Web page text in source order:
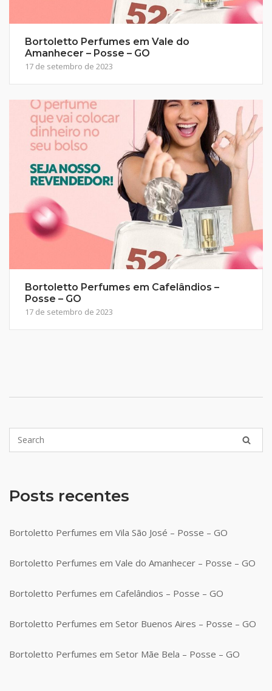
Bortoletto Perfumes em Vale do
Amanhecer – Posse – GO
17 de setembro de 2023
Bortoletto Perfumes em Cafelândios –
Posse – GO
17 de setembro de 2023
Posts recentes
Bortoletto Perfumes em Vila São José – Posse – GO
Bortoletto Perfumes em Vale do Amanhecer – Posse – GO
Bortoletto Perfumes em Cafelândios – Posse – GO
Bortoletto Perfumes em Setor Buenos Aires – Posse – GO
Bortoletto Perfumes em Setor Mãe Bela – Posse – GO